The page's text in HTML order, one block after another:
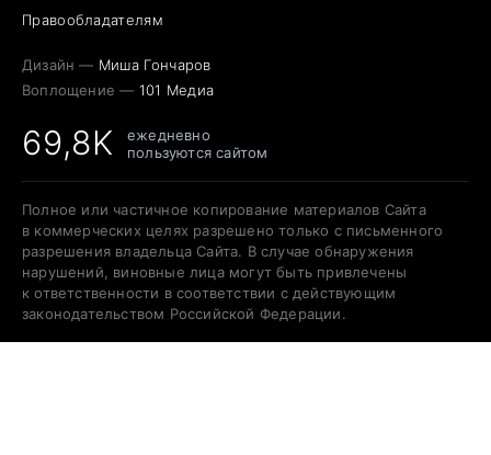
Правообладателям
Дизайн — Миша Гончаров
Воплощение — 101 Медиа
69,8K
ежедневно
пользуются сайтом
Полное или частичное копирование материалов Сайта
в коммерческих целях разрешено только с письменного
разрешения владельца Сайта. В случае обнаружения
нарушений, виновные лица могут быть привлечены
к ответственности в соответствии с действующим
законодательством Российской Федерации.